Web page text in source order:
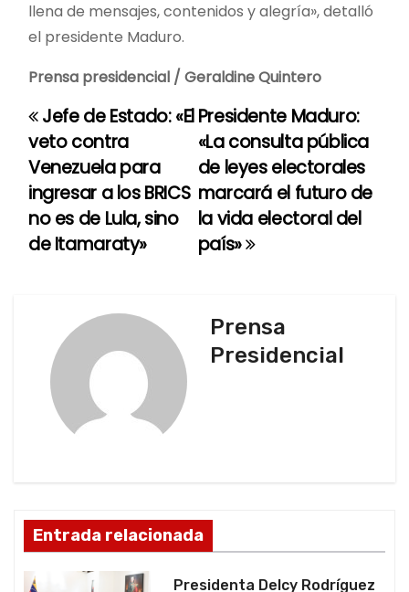
llena de mensajes, contenidos y alegría», detalló
el presidente Maduro.
Prensa presidencial / Geraldine Quintero
N
a
v
e
e
e
Presidente Maduro:
«La consulta pública
de leyes electorales
marcará el futuro de
la vida electoral del
país»
Jefe de Estado: «El
veto contra
Venezuela para
ingresar a los BRICS
no es de Lula, sino
de Itamaraty»
Prensa
Presidencial
Entrada relacionada
Presidenta Delcy Rodríguez